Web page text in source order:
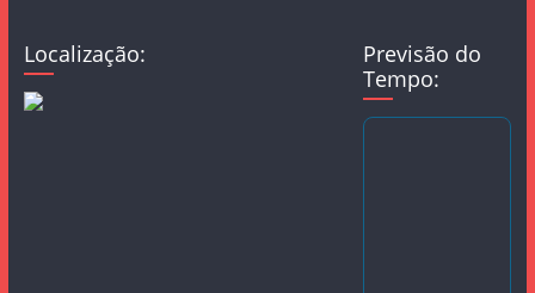
Localização:
Previsão do
Tempo: